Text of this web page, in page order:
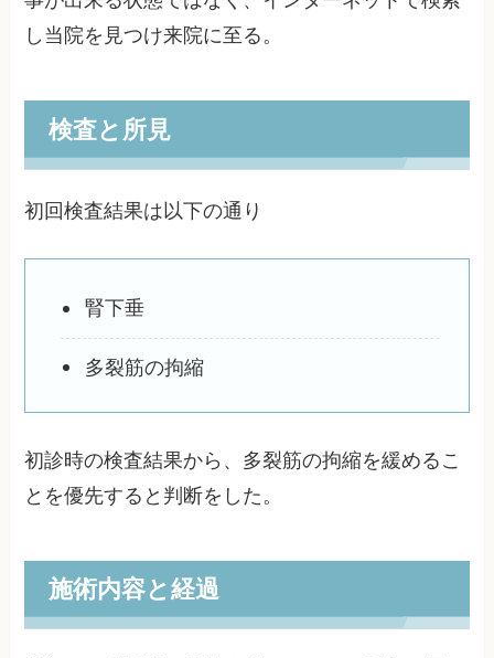
し当院を見つけ来院に至る。
検査と所見
初回検査結果は以下の通り
腎下垂
多裂筋の拘縮
初診時の検査結果から、多裂筋の拘縮を緩めるこ
とを優先すると判断をした。
施術内容と経過